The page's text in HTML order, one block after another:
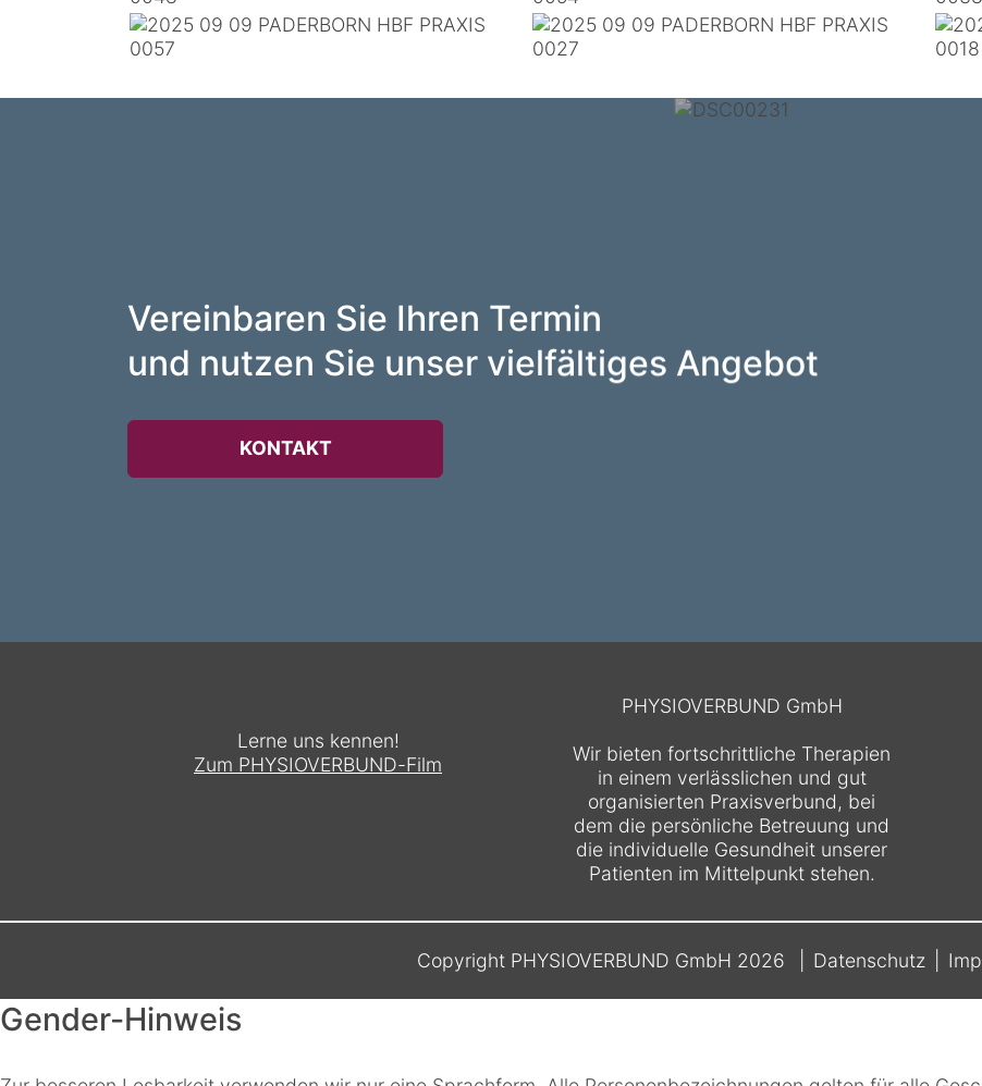
Vereinbaren Sie Ihren Termin
und nutzen Sie unser vielfältiges Angebot
KONTAKT
Lerne uns kennen!
Zum PHYSIOVERBUND-Film
PHYSIOVERBUND GmbH
Wir bieten fortschrittliche Therapien
in einem verlässlichen und gut
organisierten Praxisverbund, bei
dem die persönliche Betreuung und
die individuelle Gesundheit unserer
Patienten im Mittelpunkt stehen.
Copyright PHYSIOVERBUND GmbH 2026 Datenschutz
Gender-Hinweis